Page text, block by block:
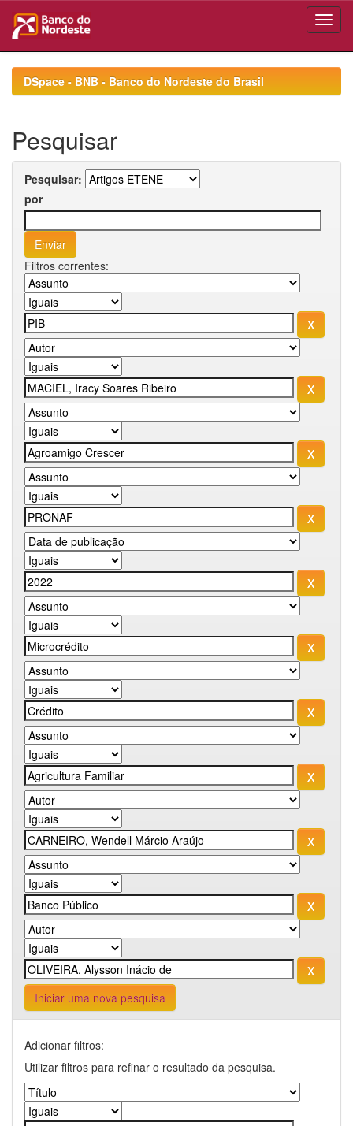
navigationDSpace - BNB - Banco do Nordeste do Brasil
Pesquisar
Pesquisar:
por
Filtros correntes:
Iniciar uma nova pesquisa
Adicionar filtros:
Utilizar filtros para refinar o resultado da pesquisa.